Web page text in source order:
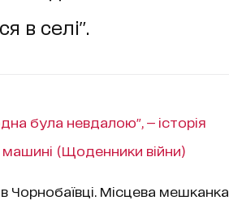
в селі".
була невдалою", — історія
машині (Щоденники війни)
Місцева мешканка